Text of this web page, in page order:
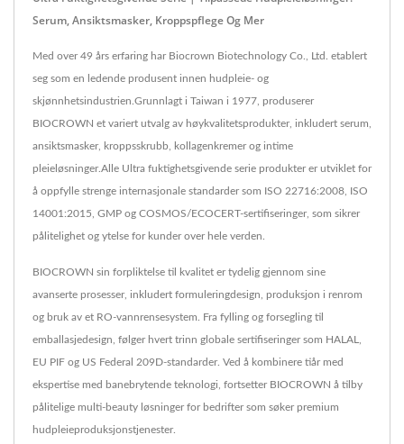
Serum, Ansiktsmasker, Kroppspflege Og Mer
Med over 49 års erfaring har Biocrown Biotechnology Co., Ltd. etablert
seg som en ledende produsent innen hudpleie- og
skjønnhetsindustrien.Grunnlagt i Taiwan i 1977, produserer
BIOCROWN et variert utvalg av høykvalitetsprodukter, inkludert serum,
ansiktsmasker, kroppsskrubb, kollagenkremer og intime
pleieløsninger.Alle Ultra fuktighetsgivende serie produkter er utviklet for
å oppfylle strenge internasjonale standarder som ISO 22716:2008, ISO
14001:2015, GMP og COSMOS/ECOCERT-sertifiseringer, som sikrer
pålitelighet og ytelse for kunder over hele verden.
BIOCROWN sin forpliktelse til kvalitet er tydelig gjennom sine
avanserte prosesser, inkludert formuleringdesign, produksjon i renrom
og bruk av et RO-vannrensesystem. Fra fylling og forsegling til
emballasjedesign, følger hvert trinn globale sertifiseringer som HALAL,
EU PIF og US Federal 209D-standarder. Ved å kombinere tiår med
ekspertise med banebrytende teknologi, fortsetter BIOCROWN å tilby
pålitelige multi-beauty løsninger for bedrifter som søker premium
hudpleieproduksjonstjenester.